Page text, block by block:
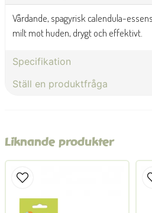
Vårdande, spagyrisk calendula-
milt mot huden, drygt och effektivt.
Specifikation
Ingredienser:
växande växter)
Ställ en produktfråga
name
Namn
Liknande produkter